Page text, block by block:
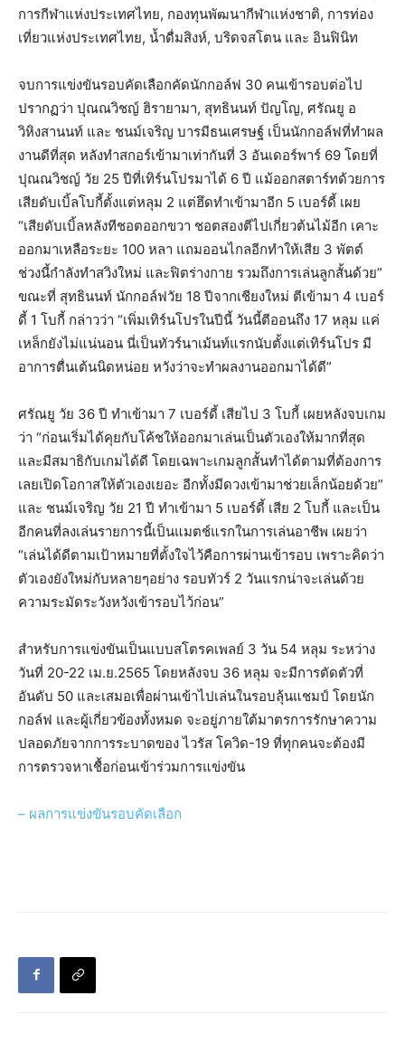
การกีฬาแห่งประเทศไทย, กองทุนพัฒนากีฬาแห่งชาติ, การท่อง
เที่ยวแห่งประเทศไทย, น้ำดื่มสิงห์, บริดจสโตน และ อินฟินิท
จบการแข่งขันรอบคัดเลือกคัดนักกอล์ฟ 30 คนเข้ารอบต่อไป
ปรากฏว่า ปุณณวิชญ์ ฮิรายามา, สุทธินนท์ ปัญโญ, ศรัณยู อ
วิหิงสานนท์ และ ชนม์เจริญ บารมีธนเศรษฐ์ เป็นนักกอล์ฟที่ทำผล
งานดีที่สุด หลังทำสกอร์เข้ามาเท่ากันที่ 3 อันเดอร์พาร์ 69 โดยที่
ปุณณวิชญ์ วัย 25 ปีที่เทิร์นโปรมาได้ 6 ปี แม้ออกสตาร์ทด้วยการ
เสียดับเบิ้ลโบกี้ตั้งแต่หลุม 2 แต่ฮึดทำเข้ามาอีก 5 เบอร์ดี้ เผย
“เสียดับเบิ้ลหลังทีชอตออกขวา ชอตสองตีไปเกี่ยวต้นไม้อีก เคาะ
ออกมาเหลือระยะ 100 หลา แถมออนไกลอีกทำให้เสีย 3 พัตต์
ช่วงนี้กำลังทำสวิงใหม่ และฟิตร่างกาย รวมถึงการเล่นลูกสั้นด้วย”
ขณะที่ สุทธินนท์ นักกอล์ฟวัย 18 ปีจากเชียงใหม่ ตีเข้ามา 4 เบอร์
ดี้ 1 โบกี้ กล่าวว่า “เพิ่มเทิร์นโปรในปีนี้ วันนี้ตีออนถึง 17 หลุม แค่
เหล็กยังไม่แน่นอน นี่เป็นทัวร์นาเม้นท์แรกนับตั้งแต่เทิร์นโปร มี
อาการตื่นเต้นนิดหน่อย หวังว่าจะทำผลงานออกมาได้ดี”
ศรัณยู วัย 36 ปี ทำเข้ามา 7 เบอร์ดี้ เสียไป 3 โบกี้ เผยหลังจบเกม
ว่า “ก่อนเริ่มได้คุยกับโค้ชให้ออกมาเล่นเป็นตัวเองให้มากที่สุด
และมีสมาธิกับเกมได้ดี โดยเฉพาะเกมลูกสั้นทำได้ตามที่ต้องการ
เลยเปิดโอกาสให้ตัวเองเยอะ อีกทั้งมีดวงเข้ามาช่วยเล็กน้อยด้วย”
และ ชนม์เจริญ วัย 21 ปี ทำเข้ามา 5 เบอร์ดี้ เสีย 2 โบกี้ และเป็น
อีกคนที่ลงเล่นรายการนี้เป็นแมตช์แรกในการเล่นอาชีพ เผยว่า
“เล่นได้ดีตามเป้าหมายที่ตั้งใจไว้คือการผ่านเข้ารอบ เพราะคิดว่า
ตัวเองยังใหม่กับหลายๆอย่าง รอบทัวร์ 2 วันแรกน่าจะเล่นด้วย
ความระมัดระวังหวังเข้ารอบไว้ก่อน”
สำหรับการแข่งขันเป็นแบบสโตรคเพลย์ 3 วัน 54 หลุม ระหว่าง
วันที่ 20-22 เม.ย.2565 โดยหลังจบ 36 หลุม จะมีการตัดตัวที่
อันดับ 50 และเสมอเพื่อผ่านเข้าไปเล่นในรอบลุ้นแชมป์ โดยนัก
กอล์ฟ และผู้เกี่ยวข้องทั้งหมด จะอยู่ภายใต้มาตรการรักษาความ
ปลอดภัยจากการระบาดของ ไวรัส โควิด-19 ที่ทุกคนจะต้องมี
การตรวจหาเชื้อก่อนเข้าร่วมการแข่งขัน
– ผลการแข่งขันรอบคัดเลือก